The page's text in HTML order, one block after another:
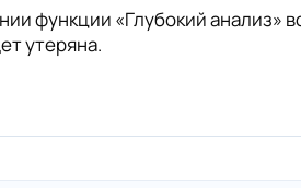
функции «Глубокий анализ»
утеряна.